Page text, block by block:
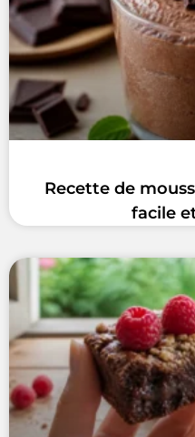
Recette de
facile